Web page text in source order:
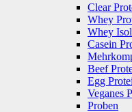
Clear
Whey
Whey
Casein
Beef
Egg
Veganes
Proben